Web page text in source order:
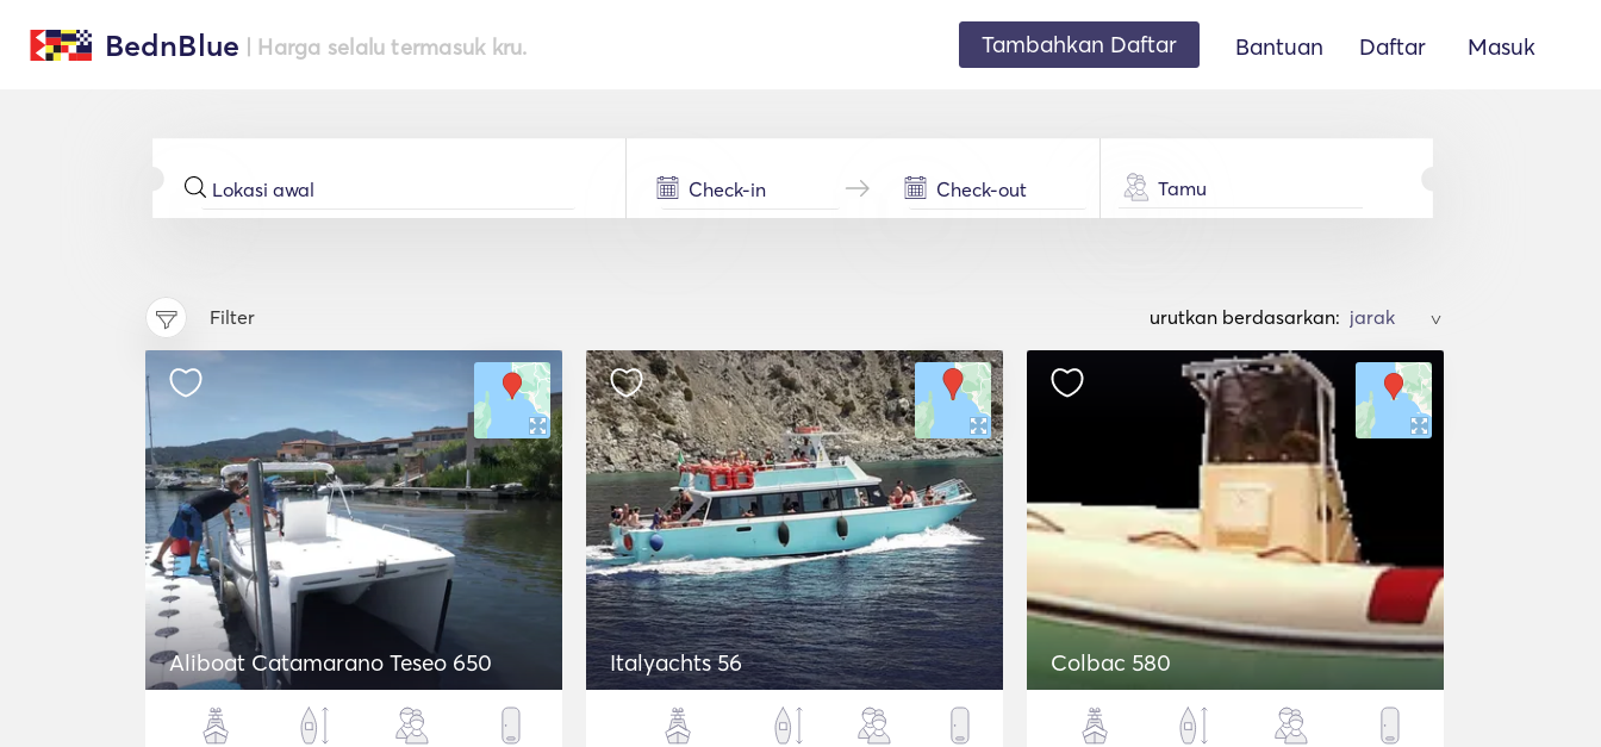
BednBlue | Harga selalu termasuk kru. Tambahkan Daftar Bantuan Daftar Masuk
Tamu
Filter urutkan berdasarkan: >
Aliboat Catamarano Teseo 650 Italyachts 56 Colbac 580